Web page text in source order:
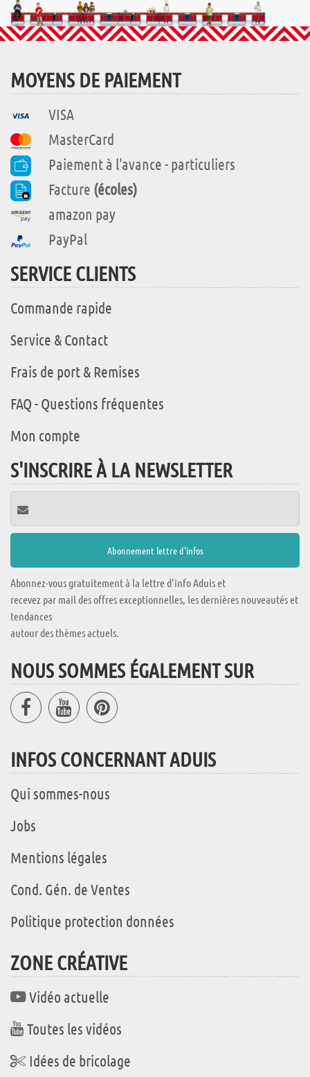
MOYENS DE PAIEMENT
VISA
MasterCard
Paiement à l'avance - particuliers
Facture (écoles)
amazon pay
PayPal
SERVICE CLIENTS
Commande rapide
Service & Contact
Frais de port & Remises
FAQ - Questions fréquentes
Mon compte
S'INSCRIRE À LA NEWSLETTER
Abonnez-vous gratuitement à la lettre d'info Aduis et
recevez par mail des offres exceptionnelles, les dernières nouveautés et
tendances
autour des thèmes actuels.
NOUS SOMMES ÉGALEMENT SUR
INFOS CONCERNANT ADUIS
Qui sommes-nous
Jobs
Mentions légales
Cond. Gén. de Ventes
Politique protection données
ZONE CRÉATIVE
Vidéo actuelle
Toutes les vidéos
Idées de bricolage